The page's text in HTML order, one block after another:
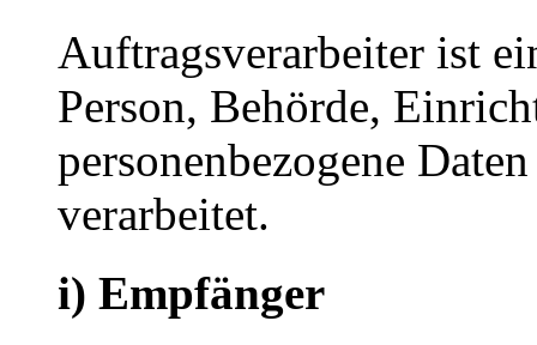
Auftragsverarbeiter ist
Person, Behörde,
personenbezogene
verarbeitet.
i) Empfänger